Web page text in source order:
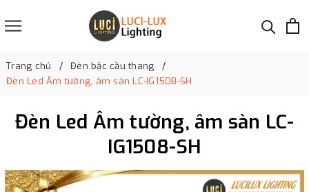
Trang chủ
Đèn bậc cầu thang
Đèn Led Âm tường, âm sàn LC-IG1508-SH
Đèn Led Âm tường, âm sàn LC-
IG1508-SH